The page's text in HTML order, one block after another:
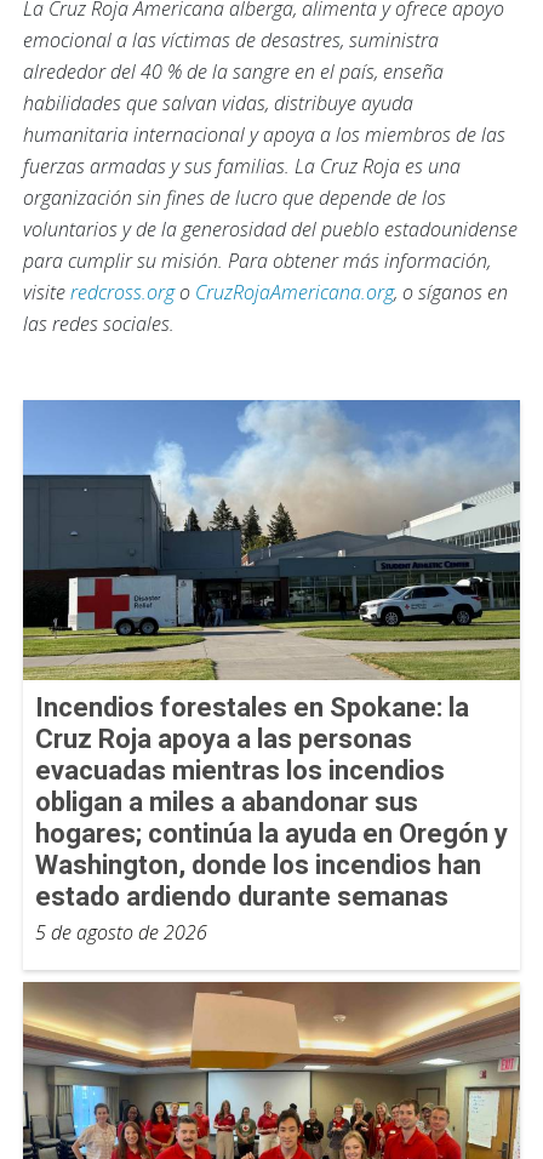
La Cruz Roja Americana alberga, alimenta y ofrece apoyo
emocional a las víctimas de desastres, suministra
alrededor del 40 % de la sangre en el país, enseña
habilidades que salvan vidas, distribuye ayuda
humanitaria internacional y apoya a los miembros de las
fuerzas armadas y sus familias. La Cruz Roja es una
organización sin fines de lucro que depende de los
voluntarios y de la generosidad del pueblo estadounidense
para cumplir su misión. Para obtener más información,
visiteredcross.orgo CruzRojaAmericana.org, o síganos en
las redes sociales.
Incendios forestales en Spokane: la
Cruz Roja apoya a las personas
evacuadas mientras los incendios
obligan a miles a abandonar sus
hogares; continúa la ayuda en Oregón y
Washington, donde los incendios han
estado ardiendo durante semanas
5 de agosto de 2026